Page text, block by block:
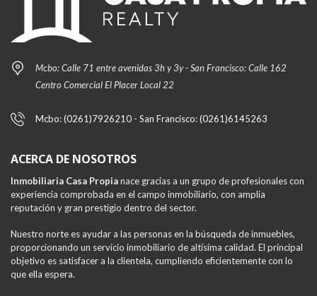
Mcbo: Calle 71 entre avenidas 3h y 3y - San Francisco: Calle 162
Centro Comercial El Placer Local 22
Mcbo: (0261)7926210 - San Francisco: (0261)6145263
ACERCA DE NOSOTROS
Inmobiliaria Casa Propianace gracias a un grupo de profesionales con
experiencia comprobada en el campo inmobiliario, con amplia
reputación y gran prestigio dentro del sector.
Nuestro norte es ayudar a las personas en la búsqueda de inmuebles,
proporcionando un servicio inmobiliario de altísima calidad. El principal
objetivo es satisfacer a la clientela, cumpliendo eficientemente con lo
que ella espera.